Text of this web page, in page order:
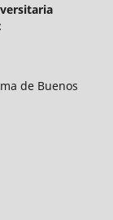
de Buenos